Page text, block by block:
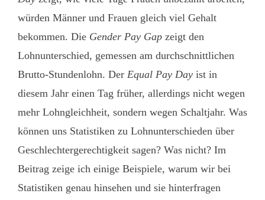
würden Männer und Frauen gleich viel Gehalt
bekommen. Die Gender Pay Gap zeigt den
Lohnunterschied, gemessen am durchschnittlichen
Brutto-Stundenlohn. Der Equal Pay Day ist in
diesem Jahr einen Tag früher, allerdings nicht wegen
mehr Lohngleichheit, sondern wegen Schaltjahr. Was
können uns Statistiken zu Lohnunterschieden über
Geschlechtergerechtigkeit sagen? Was nicht? Im
Beitrag zeige ich einige Beispiele, warum wir bei
Statistiken genau hinsehen und sie hinterfragen